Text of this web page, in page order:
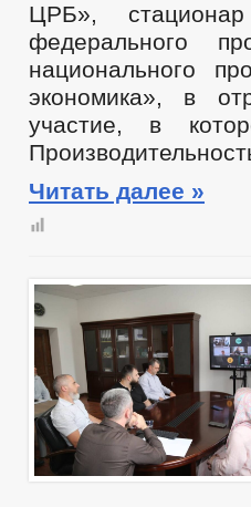
ЦРБ»,
федерального
национального
экономика», в
участие, в
Читать далее »